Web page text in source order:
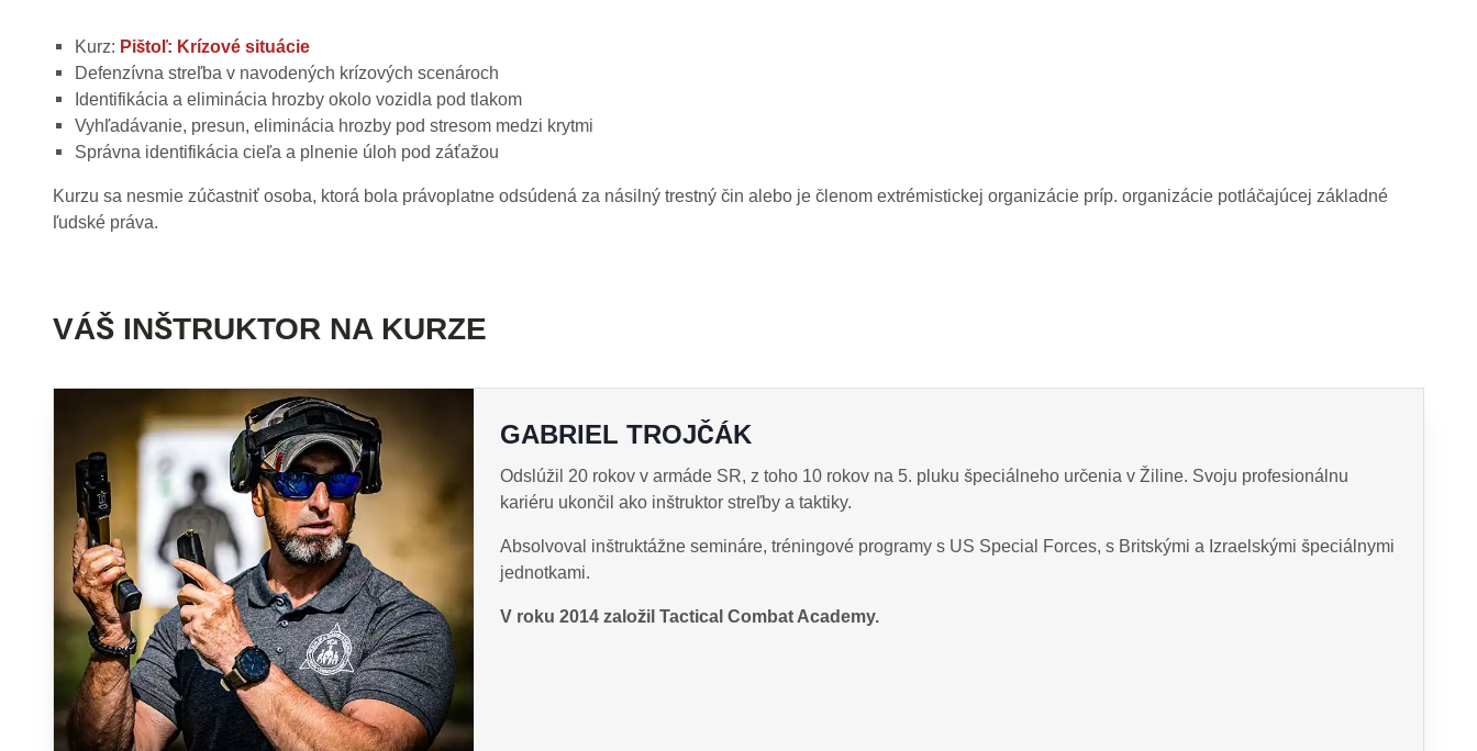
Kurz: Pištoľ: Krízové situácie
Defenzívna streľba v navodených krízových scenároch
Identifikácia a eliminácia hrozby okolo vozidla pod tlakom
Vyhľadávanie, presun, eliminácia hrozby pod stresom medzi krytmi
Správna identifikácia cieľa a plnenie úloh pod záťažou
Kurzu sa nesmie zúčastniť osoba, ktorá bola právoplatne odsúdená za násilný trestný čin alebo je členom extrémistickej organizácie príp. organizácie potláčajúcej základné
ľudské práva.
VÁŠ INŠTRUKTOR NA KURZE
GABRIEL TROJČÁK
Odslúžil 20 rokov v armáde SR, z toho 10 rokov na 5. pluku špeciálneho určenia v Žiline. Svoju profesionálnu
kariéru ukončil ako inštruktor streľby a taktiky.
Absolvoval inštruktážne semináre, tréningové programy s US Special Forces, s Britskými a Izraelskými špeciálnymi
jednotkami.
V roku 2014 založil Tactical Combat Academy.